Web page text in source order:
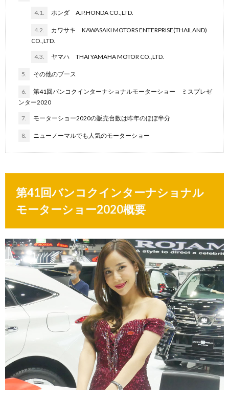
4.1. ホンダ A.P.HONDA CO.,LTD.
4.2.
カワサキ KAWASAKI MOTORS ENTERPRISE(THAILAND)
CO.,LTD.
4.3. ヤマハ THAI YAMAHA MOTOR CO.,LTD.
5. その他のブース
6.
第41回バンコクインターナショナルモーターショー ミスプレゼ
ンター2020
7. モーターショー2020の販売台数は昨年のほぼ半分
8. ニューノーマルでも人気のモーターショー
第41回バンコクインターナショナル
モーターショー2020概要